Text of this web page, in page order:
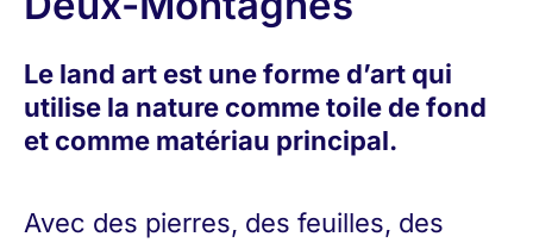
Le land art est une forme d’art qui
utilise la nature comme toile de fond
et comme matériau principal.
Avec des pierres, des feuilles, des